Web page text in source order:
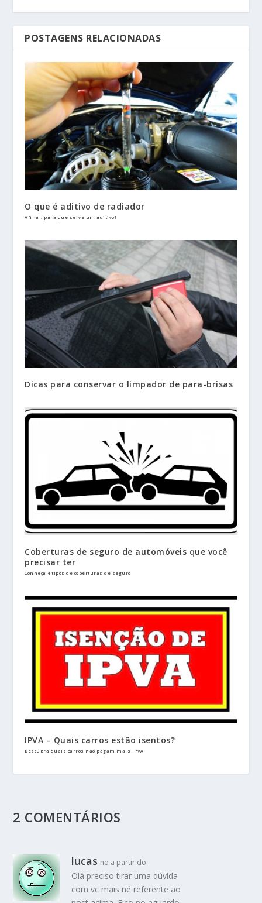
POSTAGENS RELACIONADAS
O que é aditivo de radiador
Afinal, para que serve um aditivo?
Dicas para conservar o limpador de para-brisas
Coberturas de seguro de automóveis que você
precisar ter
Conheça 4 tipos de coberturas de seguro
IPVA – Quais carros estão isentos?
Descubra quais carros não pagam mais IPVA
2 COMENTÁRIOS
lucas no a partir do
Olá preciso tirar uma dúvida
com vc mais né referente ao